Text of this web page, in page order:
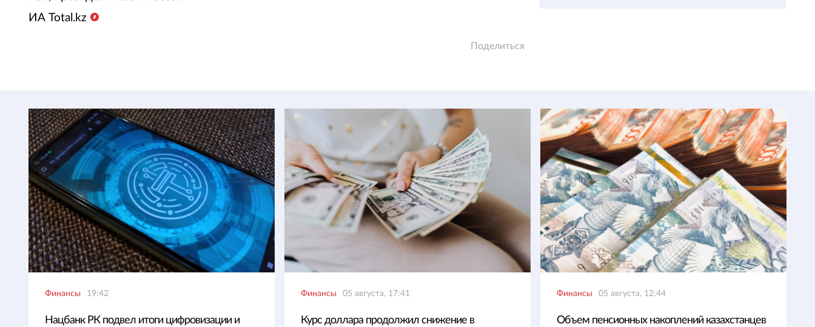
ИА Total.kz
Поделиться
Финансы 19:42
Нацбанк РК подвел итоги цифровизации и
Финансы 05 августа, 17:41
Курс доллара продолжил снижение в
Финансы 05 августа, 12:44
Объем пенсионных накоплений казахстанцев